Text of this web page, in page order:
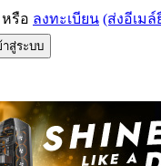
หรือ ลงทะเบียน (ส่งอีเมล์